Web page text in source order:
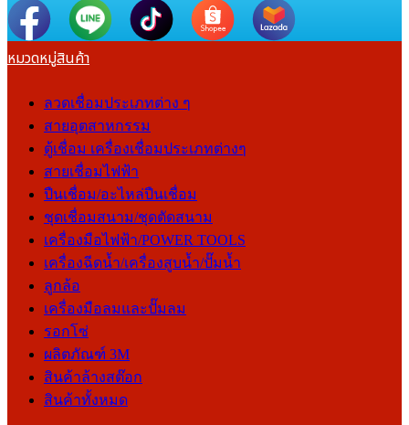
หมวดหมู่สินค้า
ลวดเชื่อมประเภทต่าง ๆ
สายอุตสาหกรรม
ตู้เชื่อม เครื่องเชื่อมประเภทต่างๆ
สายเชื่อมไฟฟ้า
ปืนเชื่อม/อะไหล่ปืนเชื่อม
ชุดเชื่อมสนาม/ชุดตัดสนาม
เครื่องมือไฟฟ้า/POWER TOOLS
เครื่องฉีดน้ำ/เครื่องสูบน้ำ/ปั๊มน้ำ
ลูกล้อ
เครื่องมือลมและปั๊มลม
รอกโซ่
ผลิตภัณฑ์ 3M
สินค้าล้างสต๊อก
สินค้าทั้งหมด